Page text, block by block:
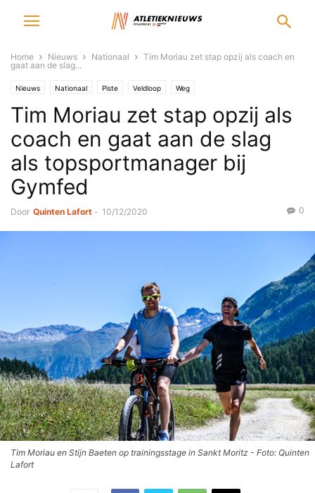
Home Nieuws Nationaal
Tim Moriau zet stap opzij als coach en
gaat aan de slag...
Nieuws Nationaal Piste Veldloop Weg
Tim Moriau zet stap opzij als
coach en gaat aan de slag
als topsportmanager bij
Gymfed
Door Quinten Lafort - 10/12/2020 0
Tim Moriau en Stijn Baeten op trainingsstage in Sankt Moritz - Foto: Quinten
Lafort